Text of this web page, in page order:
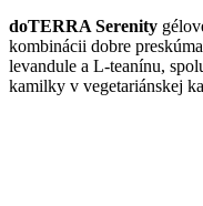
doTERRA Serenity
kombinácii dobre
levandule a L-teanínu,
kamilky v vegetariánskej